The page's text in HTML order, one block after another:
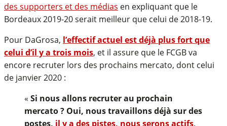
des supporters et des médias en expliquant que le
Bordeaux 2019-20 serait meilleur que celui de 2018-19.
Pour DaGrosa, l’effectif actuel est déjà plus fort que
celui d’il y a trois mois, et il assure que le FCGB va
encore recruter lors des prochains mercato, dont celui
de janvier 2020 :
« Si nous allons recruter au prochain
mercato ? Oui, nous travaillons déjà sur des
postes, il y a des pistes, nous serons actifs.